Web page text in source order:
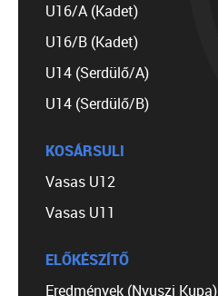
U16/A (Kadet)
U16/B (Kadet)
U14 (Serdülő/A)
U14 (Serdülő/B)
KOSÁRSULI
Vasas U12
Vasas U11
ELŐKÉSZÍTŐ
Eredmények (Nyuszi Kupa)